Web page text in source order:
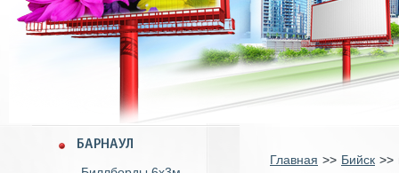
БАРНАУЛ
Главная >> Бийск >>